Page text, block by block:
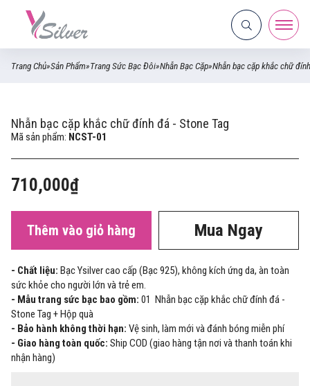
Trang Chủ»Sản Phẩm»Trang Sức Bạc Đôi»Nhẫn Bạc Cặp»Nhẫn bạc cặp khắc chữ
Nhẫn bạc cặp khắc chữ đính đá - Stone Tag
Mã sản phẩm: NCST-01
710,000₫
Thêm vào giỏ hàng Mua Ngay
- Chất liệu: Bạc Ysilver cao cấp (Bạc 925), không kích ứng da, àn toàn
sức khỏe cho người lớn và trẻ em.
- Mẫu trang sức bạc bao gồm: 01 Nhẫn bạc cặp khắc chữ đính đá -
Stone Tag + Hộp quà
- Bảo hành không thời hạn: Vệ sinh, làm mới và đánh bóng miễn phí
- Giao hàng toàn quốc: Ship COD (giao hàng tận nơi và thanh toán khi
nhận hàng)